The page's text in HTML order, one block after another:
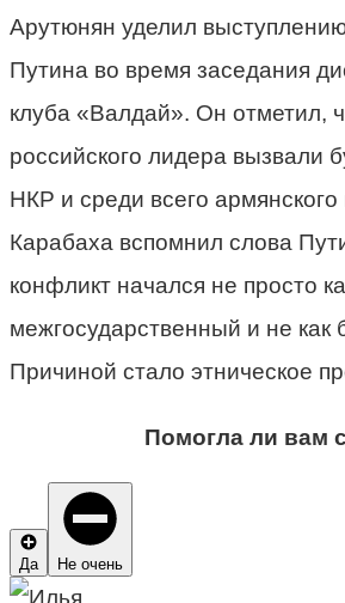
Арутюнян уделил
Путина во время заседания
клуба «Валдай». Он отметил,
российского лидера вызвали
НКР и среди всего
Карабаха вспомнил слова
конфликт начался не просто
межгосударственный и не как
Причиной стало этническое
Помогла ли вам
Да Не очень